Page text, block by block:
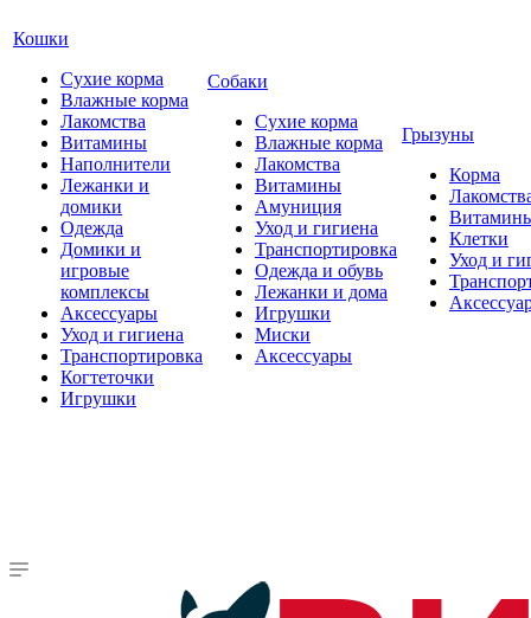
Кошки
Сухие корма
Влажные корма
Лакомства
Витамины
Наполнители
Лежанки и
домики
Одежда
Домики и
игровые
комплексы
Аксессуары
Уход и гигиена
Транспортировка
Когтеточки
Игрушки
Собаки
Сухие корма
Влажные корма
Лакомства
Витамины
Амуниция
Уход и гигиена
Транспортировка
Одежда и обувь
Лежанки и дома
Игрушки
Миски
Аксессуары
Грызуны
Корма
Клетки
Уход и